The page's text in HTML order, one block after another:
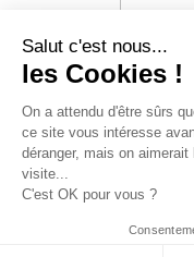
Salut c'est nous...
les Cookies !
On a attendu d'être sûrs
ce site vous intéresse
déranger, mais on
visite...
C'est OK pour vous ?